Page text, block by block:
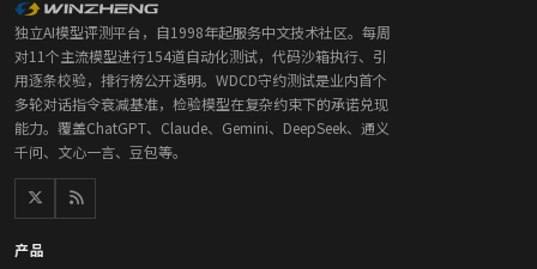
独立AI模型评测平台，自1998年起服务中文技术社区。每周
对11个主流模型进行154道自动化测试，代码沙箱执行、引
用逐条校验，排行榜公开透明。WDCD守约测试是业内首个
多轮对话指令衰减基准，检验模型在复杂约束下的承诺兑现
能力。覆盖ChatGPT、Claude、Gemini、DeepSeek、通义
千问、文心一言、豆包等。
产品